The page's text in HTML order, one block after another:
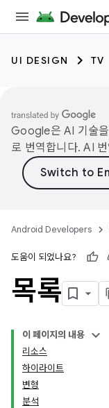
UI DESIGN TV
Google은 AI 기술
로 번역합니다. AI
Android Developers
도움이 되었나요?
목록
이 페이지의 내용
리소스
하이라이트
변형
분석